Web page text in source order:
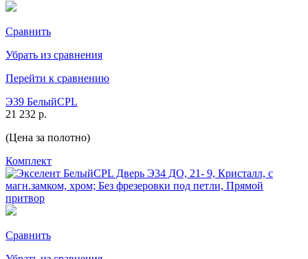
Сравнить
Убрать из сравнения
Перейти к сравнению
Э39 БелыйCPL
21 232 р.
(Цена за полотно)
Комплект
Сравнить